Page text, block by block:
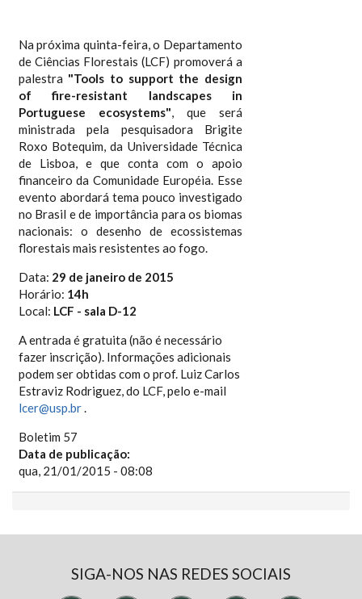
Na próxima quinta-feira, o Departamento
de Ciências Florestais (LCF) promoverá a
palestra "Tools to support the design
of fire-resistant landscapes in
Portuguese ecosystems", que será
ministrada pela pesquisadora Brigite
Roxo Botequim, da Universidade Técnica
de Lisboa, e que conta com o apoio
financeiro da Comunidade Européia. Esse
evento abordará tema pouco investigado
no Brasil e de importância para os biomas
nacionais: o desenho de ecossistemas
florestais mais resistentes ao fogo.
Data: 29 de janeiro de 2015
Horário: 14h
Local: LCF - sala D-12
A entrada é gratuita (não é necessário
fazer inscrição). Informações adicionais
podem ser obtidas com o prof. Luiz Carlos
Estraviz Rodriguez, do LCF, pelo e-mail
lcer@usp.br.
Boletim 57
Data de publicação:
qua, 21/01/2015 - 08:08
SIGA-NOS NAS REDES SOCIAIS